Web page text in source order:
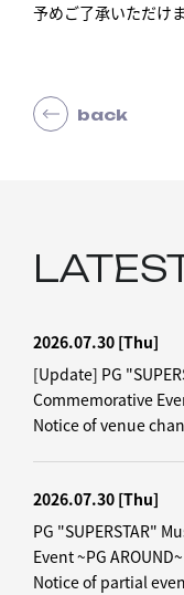
予めご了承いただけ
back
2026.07.30 [Thu]
[Update] PG
Commemorative
Notice of venue
2026.07.30 [Thu]
PG "SUPERSTAR"
Event ~PG AROUND~
Notice of partial